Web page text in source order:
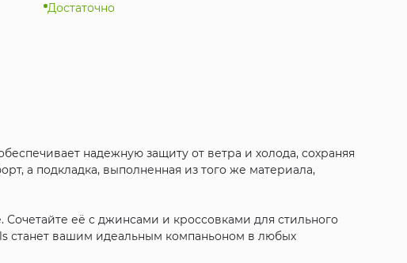
Достаточно
надежную защиту от ветра и холода, сохраняя
а подкладка, выполненная из того же материала,
Сочетайте её с джинсами и кроссовками для стильного
станет вашим идеальным компаньоном в любых